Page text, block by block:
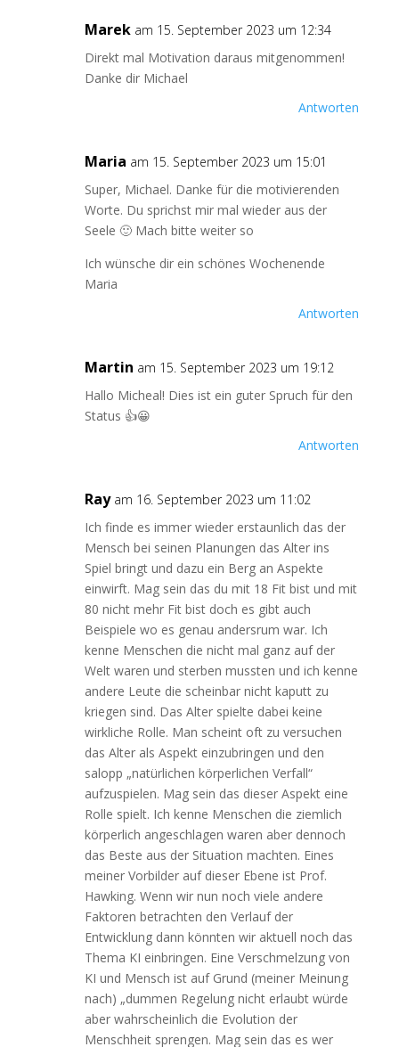
Marek am 15. September 2023 um 12:34
Direkt mal Motivation daraus mitgenommen!
Danke dir Michael
Antworten
Maria am 15. September 2023 um 15:01
Super, Michael. Danke für die motivierenden
Worte. Du sprichst mir mal wieder aus der
Seele 🙂 Mach bitte weiter so
Ich wünsche dir ein schönes Wochenende
Maria
Antworten
Martin am 15. September 2023 um 19:12
Hallo Micheal! Dies ist ein guter Spruch für den
Status 👍😀
Antworten
Ray am 16. September 2023 um 11:02
Ich finde es immer wieder erstaunlich das der
Mensch bei seinen Planungen das Alter ins
Spiel bringt und dazu ein Berg an Aspekte
einwirft. Mag sein das du mit 18 Fit bist und mit
80 nicht mehr Fit bist doch es gibt auch
Beispiele wo es genau andersrum war. Ich
kenne Menschen die nicht mal ganz auf der
Welt waren und sterben mussten und ich kenne
andere Leute die scheinbar nicht kaputt zu
kriegen sind. Das Alter spielte dabei keine
wirkliche Rolle. Man scheint oft zu versuchen
das Alter als Aspekt einzubringen und den
salopp „natürlichen körperlichen Verfall“
aufzuspielen. Mag sein das dieser Aspekt eine
Rolle spielt. Ich kenne Menschen die ziemlich
körperlich angeschlagen waren aber dennoch
das Beste aus der Situation machten. Eines
meiner Vorbilder auf dieser Ebene ist Prof.
Hawking. Wenn wir nun noch viele andere
Faktoren betrachten den Verlauf der
Entwicklung dann könnten wir aktuell noch das
Thema KI einbringen. Eine Verschmelzung von
KI und Mensch ist auf Grund (meiner Meinung
nach) „dummen Regelung nicht erlaubt würde
aber wahrscheinlich die Evolution der
Menschheit sprengen. Mag sein das es wer